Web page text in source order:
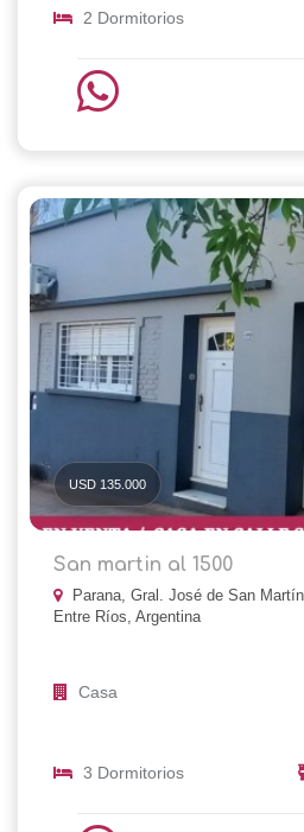
2 Dormitorios
USD 135.000
San martin al 1500
Parana, Gral. José de San
Entre Ríos, Argentina
Casa
3 Dormitorios